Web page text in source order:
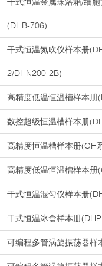
(DHB-706)
干式恒温氮吹仪样本册
2/DHN200-2B)
高精度低温恒温槽样本册
数控超级恒温槽样本册
高精度恒温槽样本册(GH
高精度低温恒温槽样本册
干式恒温混匀仪样本册
干式恒温冰盒样本册
可编程多管涡旋振荡器样